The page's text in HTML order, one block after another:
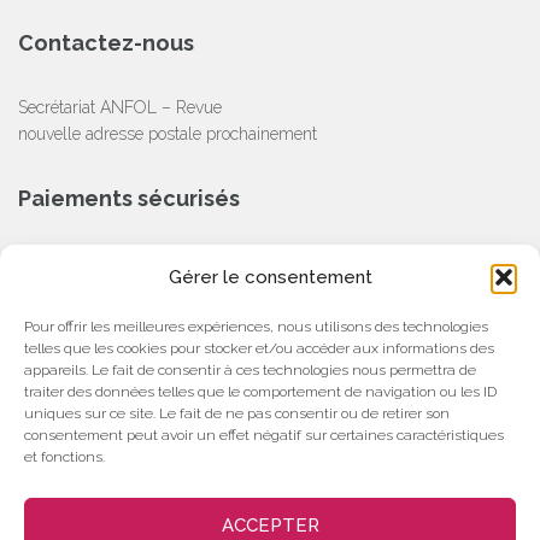
Gérer le consentement
Pour offrir les meilleures expériences, nous utilisons des technologies
telles que les cookies pour stocker et/ou accéder aux informations des
appareils. Le fait de consentir à ces technologies nous permettra de
traiter des données telles que le comportement de navigation ou les ID
uniques sur ce site. Le fait de ne pas consentir ou de retirer son
consentement peut avoir un effet négatif sur certaines caractéristiques
et fonctions.
ACCEPTER
Contactez-nous
Secrétariat ANFOL – Revue
nouvelle adresse postale prochainement
Paiements sécurisés
Partenaire